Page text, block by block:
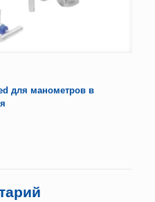
для манометров в